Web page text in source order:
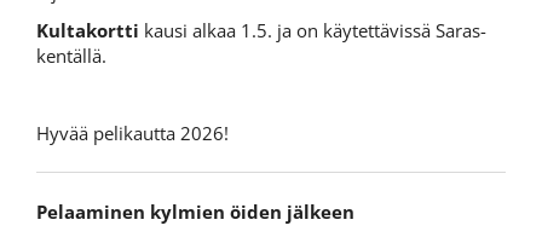
Kultakortti kausi alkaa 1.5. ja on käytettävissä Saras-
kentällä.
Hyvää pelikautta 2026!
Pelaaminen kylmien öiden jälkeen